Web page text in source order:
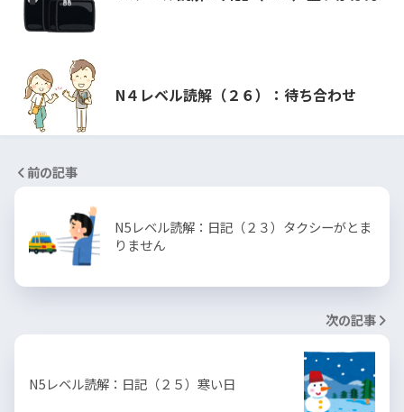
N４レベル読解（２６）：待ち合わせ
前の記事
N5レベル読解：日記（２３）タクシーがとま
りません
次の記事
N5レベル読解：日記（２５）寒い日